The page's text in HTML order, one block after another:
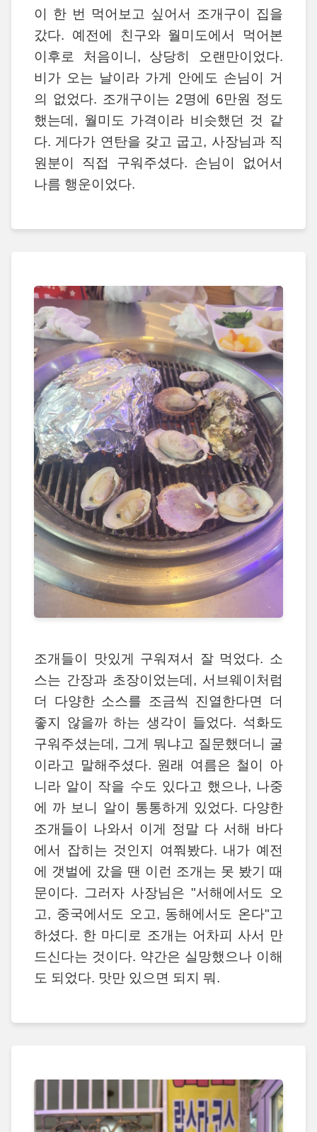
이 한 번 먹어보고 싶어서 조개구이 집을
갔다. 예전에 친구와 월미도에서 먹어본
이후로 처음이니, 상당히 오랜만이었다.
비가 오는 날이라 가게 안에도 손님이 거
의 없었다. 조개구이는 2명에 6만원 정도
했는데, 월미도 가격이라 비슷했던 것 같
다. 게다가 연탄을 갖고 굽고, 사장님과 직
원분이 직접 구워주셨다. 손님이 없어서
나름 행운이었다.
조개들이 맛있게 구워져서 잘 먹었다. 소
스는 간장과 초장이었는데, 서브웨이처럼
더 다양한 소스를 조금씩 진열한다면 더
좋지 않을까 하는 생각이 들었다. 석화도
구워주셨는데, 그게 뭐냐고 질문했더니 굴
이라고 말해주셨다. 원래 여름은 철이 아
니라 알이 작을 수도 있다고 했으나, 나중
에 까 보니 알이 통통하게 있었다. 다양한
조개들이 나와서 이게 정말 다 서해 바다
에서 잡히는 것인지 여쭤봤다. 내가 예전
에 갯벌에 갔을 땐 이런 조개는 못 봤기 때
문이다. 그러자 사장님은 "서해에서도 오
고, 중국에서도 오고, 동해에서도 온다"고
하셨다. 한 마디로 조개는 어차피 사서 만
드신다는 것이다. 약간은 실망했으나 이해
도 되었다. 맛만 있으면 되지 뭐.